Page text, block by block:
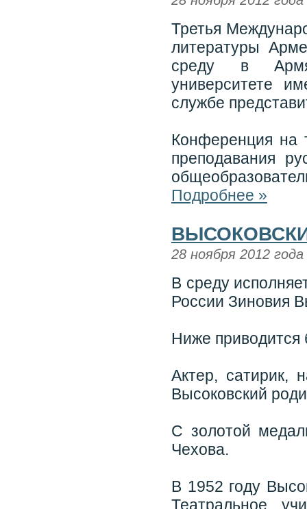
Третья
литературы
среду в
университете
службе
Конференция на
преподавания
Подробнее »
28 ноября 2012 года
В среду
России Зиновия
Ниже приводится
Актер, сатирик,
Высоковский
С золотой
Чехова.
В 1952 году
Театральное